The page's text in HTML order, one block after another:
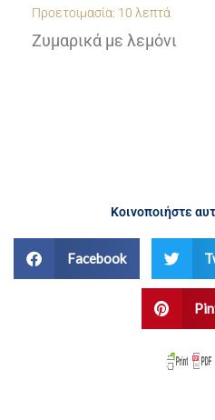
Χρόνος
Κρεμώδες
Κοινοποιήστε
Facebook